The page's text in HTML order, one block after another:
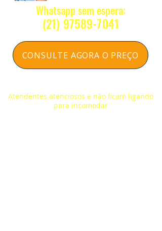
Whatsapp sem espera:
(21) 97589-7041
CONSULTE AGORA O PREÇO
Atendentes atenciosos e não ficam ligando
para incomodar